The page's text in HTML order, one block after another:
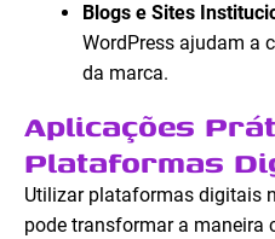
Blogs e Sites
WordPress ajudam a
da marca.
Aplicações
Plataformas
Utilizar plataformas digitais
pode transformar a maneira